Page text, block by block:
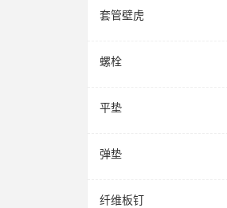
套管壁虎
螺栓
平垫
弹垫
纤维板钉